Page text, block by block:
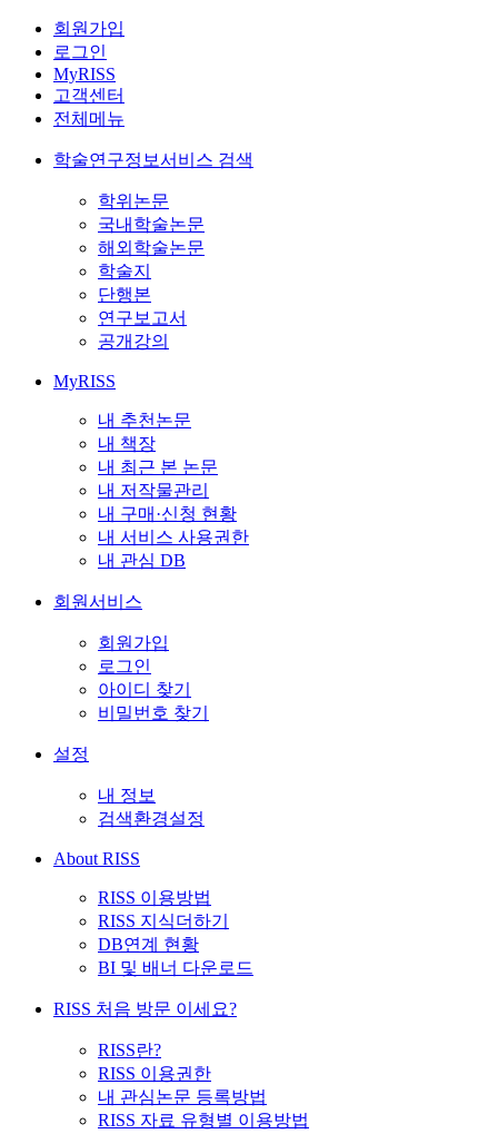
회원가입
로그인
MyRISS
고객센터
전체메뉴
학술연구정보서비스 검색
학위논문
국내학술논문
해외학술논문
학술지
단행본
연구보고서
공개강의
MyRISS
내 추천논문
내 책장
내 최근 본 논문
내 저작물관리
내 구매·신청 현황
내 서비스 사용권한
내 관심 DB
회원서비스
회원가입
로그인
아이디 찾기
비밀번호 찾기
설정
내 정보
검색환경설정
About RISS
RISS 이용방법
RISS 지식더하기
DB연계 현황
BI 및 배너 다운로드
RISS 처음 방문 이세요?
RISS란?
RISS 이용권한
내 관심논문 등록방법
RISS 자료 유형별 이용방법